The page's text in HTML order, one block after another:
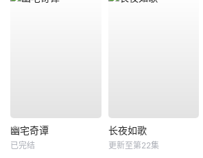
幽宅奇谭
已完结
长夜如歌
更新至第22集